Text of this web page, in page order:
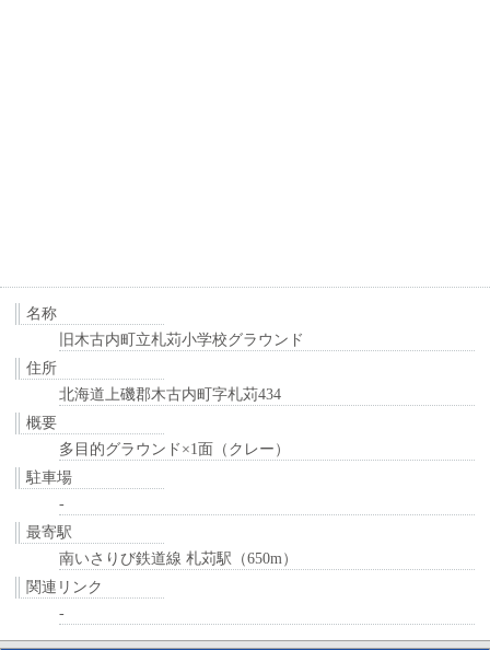
名称
旧木古内町立札苅小学校グラウンド
住所
北海道上磯郡木古内町字札苅434
概要
多目的グラウンド×1面（クレー）
駐車場
-
最寄駅
南いさりび鉄道線 札苅駅（650m）
関連リンク
-